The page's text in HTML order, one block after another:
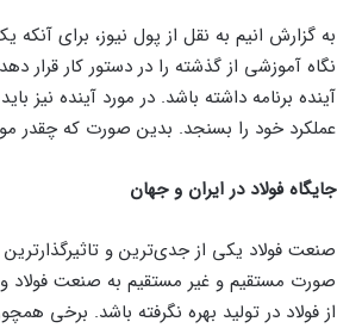
به گزارش انیم به نقل از پول نیوز، برای
نگاه آموزشی از گذشته را در دستور کار قرار
آینده برنامه داشته باشد. در مورد آینده نیز
عملکرد خود را بسنجد. بدین صورت که چقدر
جایگاه فولاد در ایران و جهان
صنعت فولاد یکی از جدی‌ترین و
صورت مستقیم و غیر مستقیم به صنعت فولاد
از فولاد در تولید بهره نگرفته باشد. برخی